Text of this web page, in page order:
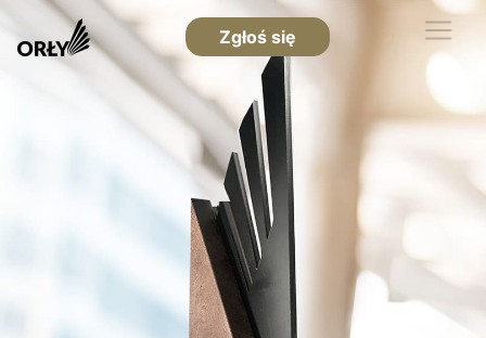
Zgłoś się